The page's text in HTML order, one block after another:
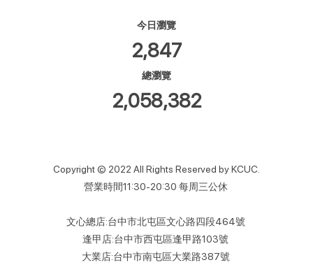
今日瀏覽
2,847
總瀏覽
2,058,382
Copyright © 2022 All Rights Reserved by KCUC.
營業時間11:30-20:30 每周三公休
文心總店:台中市北屯區文心路四段464號
逢甲店:台中市西屯區逢甲路103號
大業店:台中市南屯區大業路387號